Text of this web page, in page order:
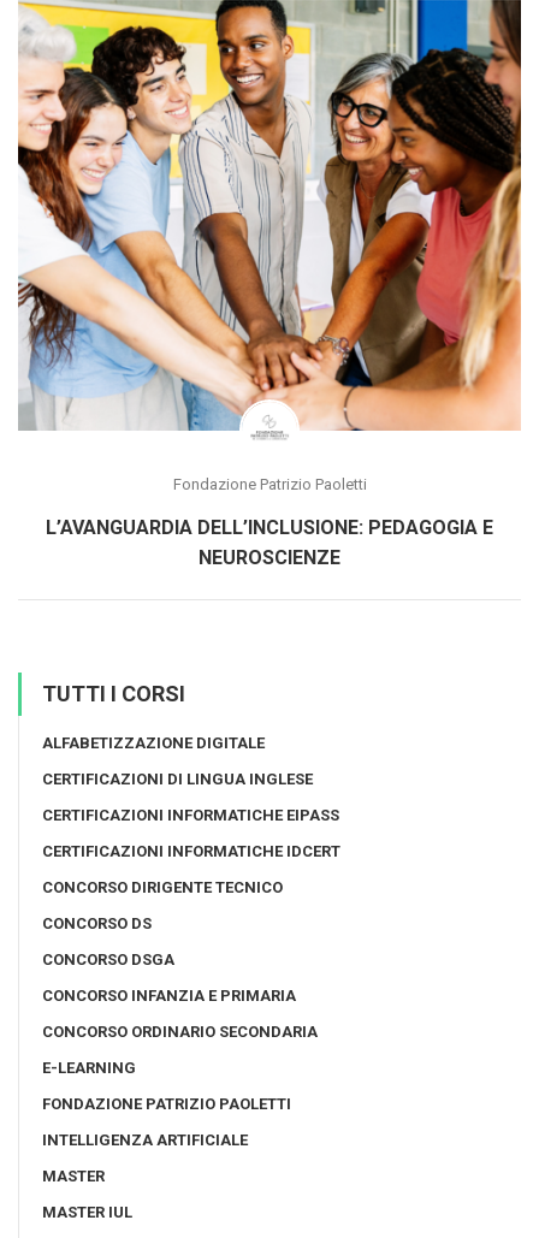
Fondazione Patrizio Paoletti
L’AVANGUARDIA DELL’INCLUSIONE: PEDAGOGIA E
NEUROSCIENZE
TUTTI I CORSI
ALFABETIZZAZIONE DIGITALE
CERTIFICAZIONI DI LINGUA INGLESE
CERTIFICAZIONI INFORMATICHE EIPASS
CERTIFICAZIONI INFORMATICHE IDCERT
CONCORSO DIRIGENTE TECNICO
CONCORSO DS
CONCORSO DSGA
CONCORSO INFANZIA E PRIMARIA
CONCORSO ORDINARIO SECONDARIA
E-LEARNING
FONDAZIONE PATRIZIO PAOLETTI
INTELLIGENZA ARTIFICIALE
MASTER
MASTER IUL